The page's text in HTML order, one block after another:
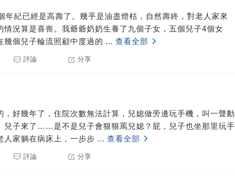
年紀已經是高壽了。幾乎是油盡燈枯，自然壽終，對老人家來
情況算是喜喪。我爺爺奶奶生養了九個子女，五個兒子4個女
幾個兒子輪流照顧中度過的 ... 查看全部
評論 分享
，好幾年了，住院次數無法計算，兒媳做旁邊玩手機，叫一聲動
兒子來了……是不是兒子會狠狠罵兒媳？屁，兒子也坐那里玩手
人家躺在病床上，一步步 ... 查看全部
評論 分享